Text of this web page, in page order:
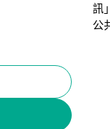
訊
公